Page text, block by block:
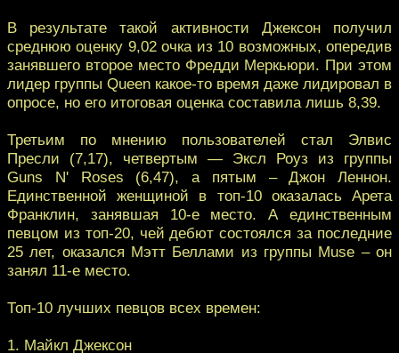
В результате такой активности Джексон получил
среднюю оценку 9,02 очка из 10 возможных, опередив
занявшего второе место Фредди Меркьюри. При этом
лидер группы Queen какое-то время даже лидировал в
опросе, но его итоговая оценка составила лишь 8,39.
Третьим по мнению пользователей стал Элвис
Пресли (7,17), четвертым — Эксл Роуз из группы
Guns N' Roses (6,47), а пятым – Джон Леннон.
Единственной женщиной в топ-10 оказалась Арета
Франклин, занявшая 10-е место. А единственным
певцом из топ-20, чей дебют состоялся за последние
25 лет, оказался Мэтт Беллами из группы Muse – он
занял 11-е место.
Топ-10 лучших певцов всех времен:
1. Майкл Джексон